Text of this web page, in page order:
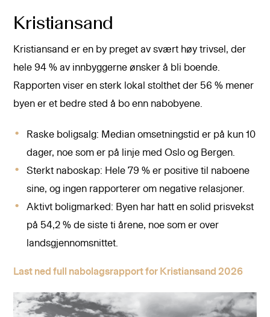
Kristiansand
Kristiansand er en by preget av svært høy trivsel, der
hele 94 % av innbyggerne ønsker å bli boende.
Rapporten viser en sterk lokal stolthet der 56 % mener
byen er et bedre sted å bo enn nabobyene.
Raske boligsalg: Median omsetningstid er på kun 10
dager, noe som er på linje med Oslo og Bergen.
Sterkt naboskap: Hele 79 % er positive til naboene
sine, og ingen rapporterer om negative relasjoner.
Aktivt boligmarked: Byen har hatt en solid prisvekst
på 54,2 % de siste ti årene, noe som er over
landsgjennomsnittet.
Last ned full nabolagsrapport for Kristiansand 2026